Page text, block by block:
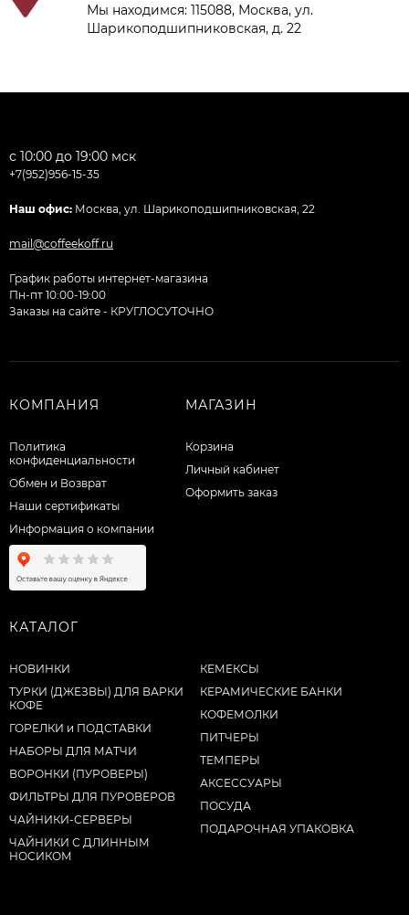
Мы находимся: 115088, Москва, ул.
Шарикоподшипниковская, д. 22
с 10:00 до 19:00 мск
+7(952)956-15-35
Наш офис: Москва, ул. Шарикоподшипниковская, 22
mail@coffeekoff.ru
График работы интернет-магазина
Пн-пт 10:00-19:00
Заказы на сайте - КРУГЛОСУТОЧНО
КОМПАНИЯ
Политика
конфиденциальности
Обмен и Возврат
Наши сертификаты
Информация о компании
МАГАЗИН
Корзина
Личный кабинет
Оформить заказ
КАТАЛОГ
НОВИНКИ
ТУРКИ (ДЖЕЗВЫ) ДЛЯ ВАРКИ
КОФЕ
ГОРЕЛКИ и ПОДСТАВКИ
НАБОРЫ ДЛЯ МАТЧИ
ВОРОНКИ (ПУРОВЕРЫ)
ФИЛЬТРЫ ДЛЯ ПУРОВЕРОВ
ЧАЙНИКИ-СЕРВЕРЫ
ЧАЙНИКИ С ДЛИННЫМ
НОСИКОМ
КЕМЕКСЫ
КЕРАМИЧЕСКИЕ БАНКИ
КОФЕМОЛКИ
ПИТЧЕРЫ
ТЕМПЕРЫ
АКСЕССУАРЫ
ПОСУДА
ПОДАРОЧНАЯ УПАКОВКА